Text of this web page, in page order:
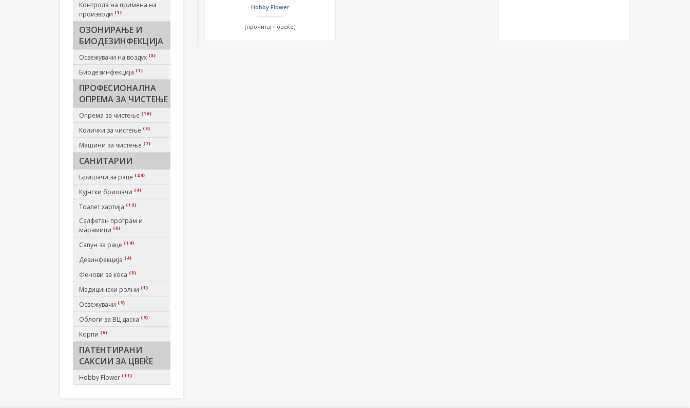
Контрола на примена на
производи (1)
ОЗОНИРАЊЕ И
БИОДЕЗИНФЕКЦИЈА
Освежувачи на воздух (5)
Биодезинфекција (1)
ПРОФЕСИОНАЛНА
ОПРЕМА ЗА ЧИСТЕЊЕ
Опрема за чистење (16)
Колички за чистење (5)
Машини за чистење (7)
САНИТАРИИ
Бришачи за раце (24)
Кујнски бришачи (4)
Тоалет хартија (13)
Салфетен програм и
марамици (6)
Сапун за раце (14)
Дезинфекција (4)
Фенови за коса (5)
Медицински ролни (1)
Освежувачи (3)
Облоги за ВЦ даска (3)
Корпи (6)
ПАТЕНТИРАНИ
САКСИИ ЗА ЦВЕЌЕ
Hobby Flower (11)
Hobby Flower
[прочитај повеќе]